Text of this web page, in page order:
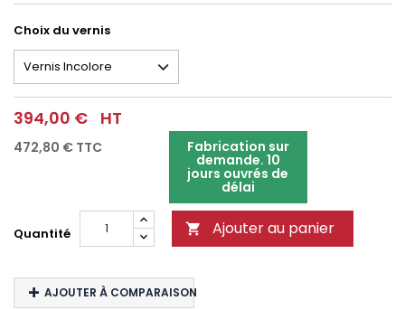
Choix du vernis
394,00 € HT
472,80 € TTC Fabrication sur
demande. 10
jours ouvrés de
délai
Quantité  Ajouter au panier
AJOUTER À COMPARAISON